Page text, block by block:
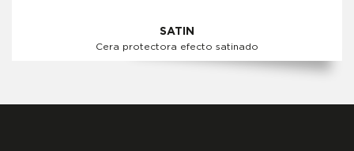
SATIN
Cera protectora efecto satinado